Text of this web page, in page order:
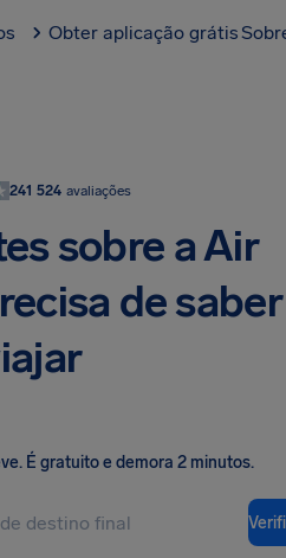
Obter aplicação grátis
241 524 avaliações
sobre a Air
de saber
. É gratuito e demora 2 minutos.